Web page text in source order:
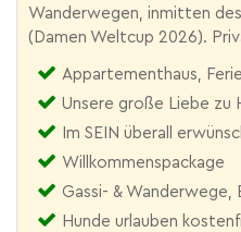
Wanderwegen, inmitten
(Damen Weltcup 2026).
Appartementhaus,
Unsere große Liebe zu
Im SEIN überall
Willkommenspackage
Gassi- & Wanderwege,
Hunde urlauben